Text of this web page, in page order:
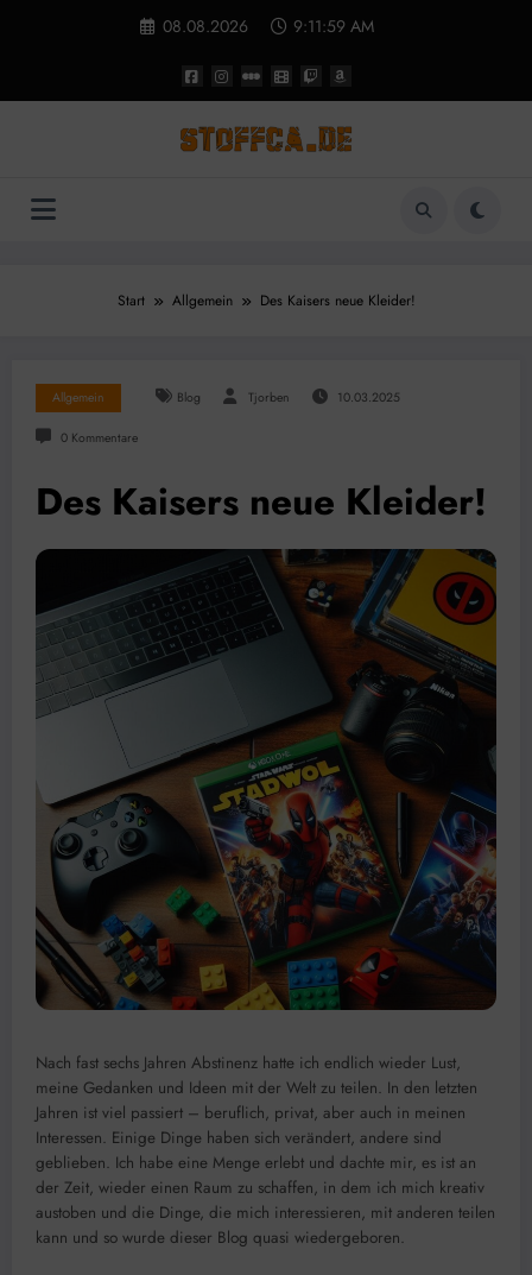
08.08.2026 9:11:59 AM
Start Allgemein Des Kaisers neue Kleider!
Allgemein Blog Tjorben 10.03.2025
0 Kommentare
Des Kaisers neue Kleider!
Nach fast sechs Jahren Abstinenz hatte ich endlich wieder Lust,
meine Gedanken und Ideen mit der Welt zu teilen. In den letzten
Jahren ist viel passiert – beruflich, privat, aber auch in meinen
Interessen. Einige Dinge haben sich verändert, andere sind
geblieben. Ich habe eine Menge erlebt und dachte mir, es ist an
der Zeit, wieder einen Raum zu schaffen, in dem ich mich kreativ
austoben und die Dinge, die mich interessieren, mit anderen teilen
kann und so wurde dieser Blog quasi wiedergeboren.